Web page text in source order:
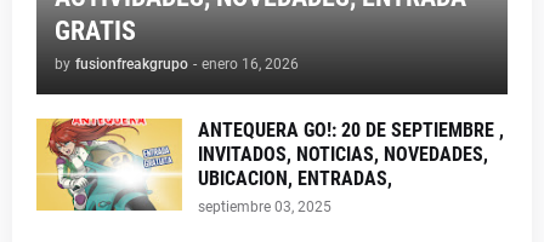
GRATIS
by fusionfreakgrupo - enero 16, 2026
ANTEQUERA GO!: 20 DE SEPTIEMBRE ,
INVITADOS, NOTICIAS, NOVEDADES,
UBICACION, ENTRADAS,
septiembre 03, 2025